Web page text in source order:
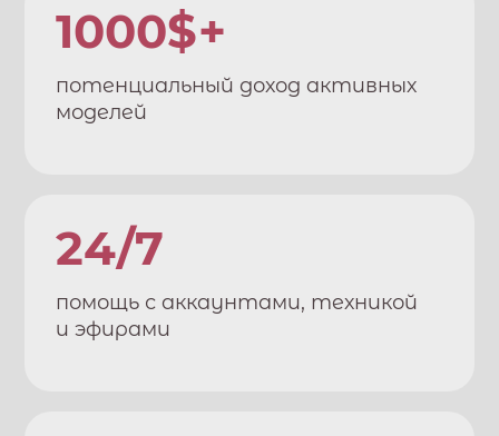
1000$+
потенциальный доход активных
моделей
24/7
помощь с аккаунтами, техникой
и эфирами